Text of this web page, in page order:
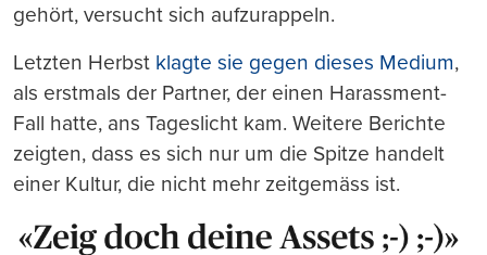
gehört, versucht sich aufzurappeln.
Letzten Herbst klagte sie gegen dieses Medium,
als erstmals der Partner, der einen Harassment-
Fall hatte, ans Tageslicht kam. Weitere Berichte
zeigten, dass es sich nur um die Spitze handelt
einer Kultur, die nicht mehr zeitgemäss ist.